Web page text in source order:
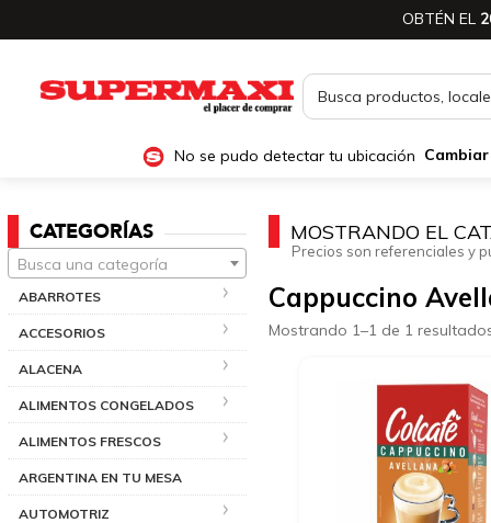
OBTÉN EL
No se pudo detectar tu ubicación Cambiar
CATEGORÍAS
Busca una categoría
ABARROTES
ACCESORIOS
ALACENA
ALIMENTOS CONGELADOS
ALIMENTOS FRESCOS
ARGENTINA EN TU MESA
AUTOMOTRIZ
MOSTRANDO EL
Precios son referenciales y
Cappuccino
Mostrando 1–1 de 1